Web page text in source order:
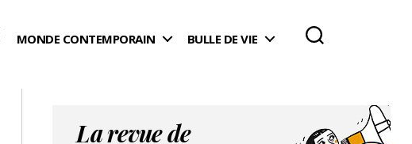
MONDE CONTEMPORAIN BULLE DE VIE
La revue de